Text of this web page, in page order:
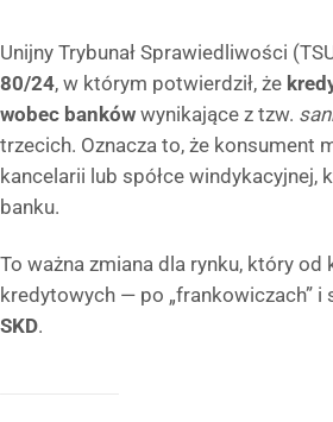
Unijny Trybunał Sprawiedliwości
80/24, w którym potwierdził, że
wobec banków wynikające z tzw.
trzecich. Oznacza to, że konsument
kancelarii lub spółce
banku.
To ważna zmiana dla rynku, który
kredytowych — po „frankowiczach” i
SKD.